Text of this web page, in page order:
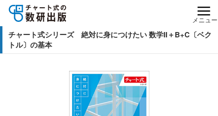
メニュー
チャート式シリーズ 絶対に身につけたい 数学II＋B+C〔ベク
トル〕の基本